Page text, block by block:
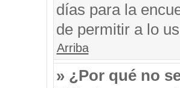
días para la
de permitir a lo
Arriba
» ¿Por qué no